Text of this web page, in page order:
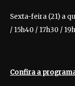
Sexta-feira (21) a
/ 15h40 / 17h30 /
Confira a